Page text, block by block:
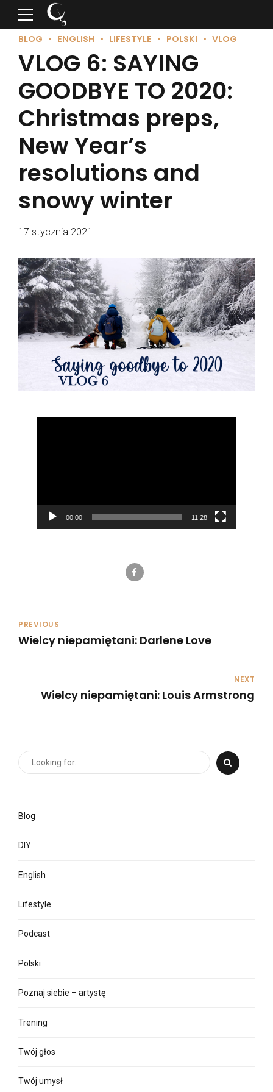
BLOG ENGLISH LIFESTYLE POLSKI VLOG
VLOG 6: SAYING
GOODBYE TO 2020:
Christmas preps,
New Year’s
resolutions and
snowy winter
17 stycznia 2021
00:00 11:28
PREVIOUS
Wielcy niepamiętani: Darlene Love
NEXT
Wielcy niepamiętani: Louis Armstrong
Blog
DIY
English
Lifestyle
Podcast
Polski
Poznaj siebie – artystę
Trening
Twój głos
Twój umysł